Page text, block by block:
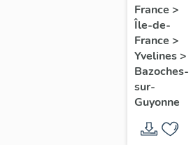
maison
Louis
Carré
de
villégiature
dite
maison
Louis
Carré
France >
Île-de-
France >
Yvelines>
Bazoches-
sur-
Guyonne